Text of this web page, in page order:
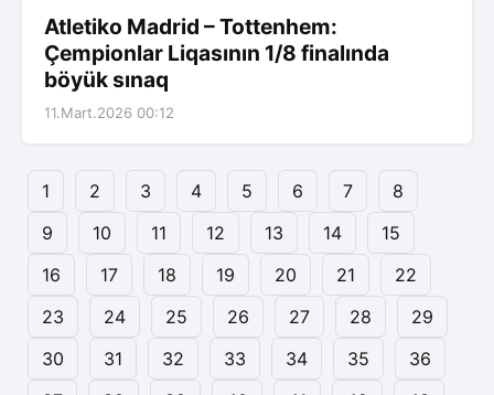
Atletiko Madrid – Tottenhem:
Çempionlar Liqasının 1/8 finalında
böyük sınaq
11.Mart.2026 00:12
1 2 3 4 5 6 7
8
9
10 11 12 13 14
15
16
17 18 19 20 21
22
23
24 25 26 27 28
29
30
31 32 33 34 35
36